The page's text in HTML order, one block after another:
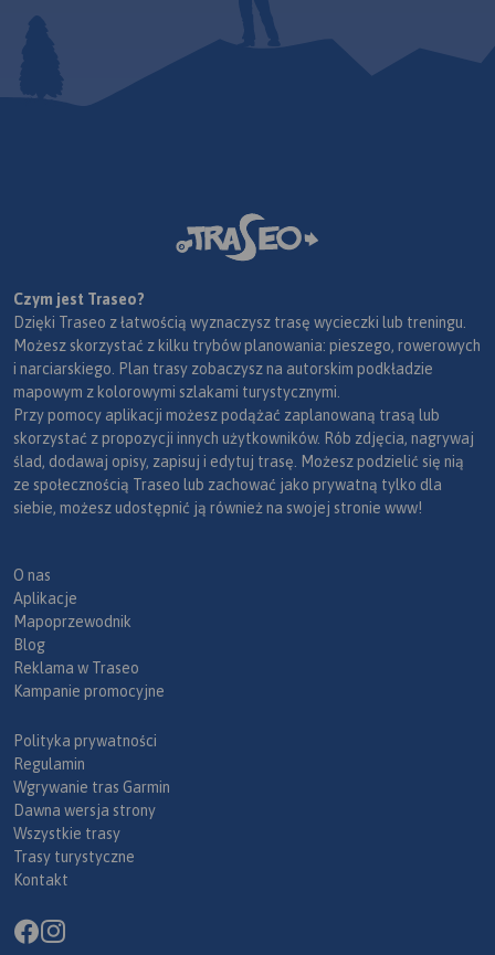
Czym jest Traseo?
Dzięki Traseo z łatwością wyznaczysz trasę wycieczki lub treningu.
Możesz skorzystać z kilku trybów planowania: pieszego, rowerowych
i narciarskiego. Plan trasy zobaczysz na autorskim podkładzie
mapowym z kolorowymi szlakami turystycznymi.
Przy pomocy aplikacji możesz podążać zaplanowaną trasą lub
skorzystać z propozycji innych użytkowników. Rób zdjęcia, nagrywaj
ślad, dodawaj opisy, zapisuj i edytuj trasę. Możesz podzielić się nią
ze społecznością Traseo lub zachować jako prywatną tylko dla
siebie, możesz udostępnić ją również na swojej stronie www!
O nas
Aplikacje
Mapoprzewodnik
Blog
Reklama w Traseo
Kampanie promocyjne
Polityka prywatności
Regulamin
Wgrywanie tras Garmin
Dawna wersja strony
Wszystkie trasy
Trasy turystyczne
Kontakt